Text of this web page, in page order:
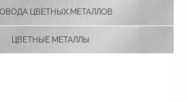
ЦВЕТНЫХ МЕТАЛЛОВ
ЦВЕТНЫЕ МЕТАЛЛЫ